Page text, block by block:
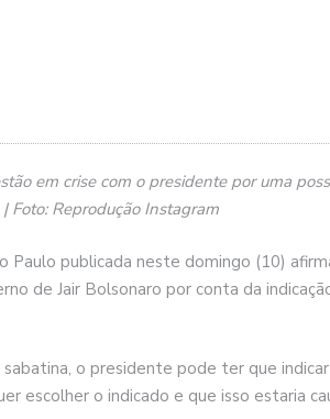
em crise com o presidente por uma
Foto: Reprodução Instagram
Paulo publicada neste domingo (10)
de Jair Bolsonaro por conta da
sabatina, o presidente pode ter que
escolher o indicado e que isso estaria